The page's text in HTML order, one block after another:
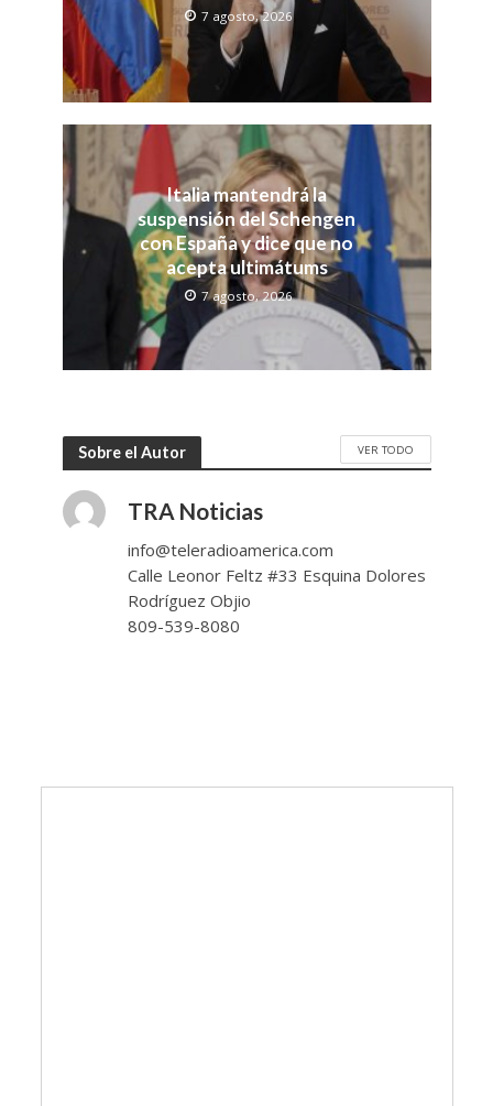
7 agosto, 2026
Italia mantendrá la
suspensión del Schengen
con España y dice que no
acepta ultimátums
7 agosto, 2026
Sobre el Autor VER TODO
TRA Noticias
info@teleradioamerica.com
Calle Leonor Feltz #33 Esquina Dolores
Rodríguez Objio
809-539-8080